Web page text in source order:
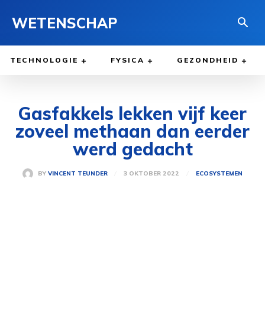
WETENSCHAP
TECHNOLOGIE FYSICA GEZONDHEID
Gasfakkels lekken vijf keer
zoveel methaan dan eerder
werd gedacht
BY VINCENT TEUNDER 3 OKTOBER 2022 ECOSYSTEMEN